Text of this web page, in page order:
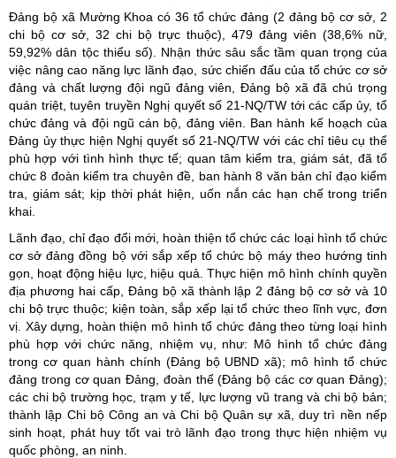
Đảng bộ xã Mường Khoa có 36 tổ chức đảng (2 đảng bộ cơ sở, 2
chi bộ cơ sở, 32 chi bộ trực thuộc), 479 đảng viên (38,6% nữ,
59,92% dân tộc thiểu số). Nhận thức sâu sắc tầm quan trọng của
việc nâng cao năng lực lãnh đạo, sức chiến đấu của tổ chức cơ sở
đảng và chất lượng đội ngũ đảng viên, Đảng bộ xã đã chú trọng
quán triệt, tuyên truyền Nghị quyết số 21-NQ/TW tới các cấp ủy, tổ
chức đảng và đội ngũ cán bộ, đảng viên. Ban hành kế hoạch của
Đảng ủy thực hiện Nghị quyết số 21-NQ/TW với các chỉ tiêu cụ thể
phù hợp với tình hình thực tế; quan tâm kiểm tra, giám sát, đã tổ
chức 8 đoàn kiểm tra chuyên đề, ban hành 8 văn bản chỉ đạo kiểm
tra, giám sát; kịp thời phát hiện, uốn nắn các hạn chế trong triển
khai.
Lãnh đạo, chỉ đạo đổi mới, hoàn thiện tổ chức các loại hình tổ chức
cơ sở đảng đồng bộ với sắp xếp tổ chức bộ máy theo hướng tinh
gọn, hoạt động hiệu lực, hiệu quả. Thực hiện mô hình chính quyền
địa phương hai cấp, Đảng bộ xã thành lập 2 đảng bộ cơ sở và 10
chi bộ trực thuộc; kiện toàn, sắp xếp lại tổ chức theo lĩnh vực, đơn
vị. Xây dựng, hoàn thiện mô hình tổ chức đảng theo từng loại hình
phù hợp với chức năng, nhiệm vụ, như: Mô hình tổ chức đảng
trong cơ quan hành chính (Đảng bộ UBND xã); mô hình tổ chức
đảng trong cơ quan Đảng, đoàn thể (Đảng bộ các cơ quan Đảng);
các chi bộ trường học, trạm y tế, lực lượng vũ trang và chi bộ bản;
thành lập Chi bộ Công an và Chi bộ Quân sự xã, duy trì nền nếp
sinh hoạt, phát huy tốt vai trò lãnh đạo trong thực hiện nhiệm vụ
quốc phòng, an ninh.